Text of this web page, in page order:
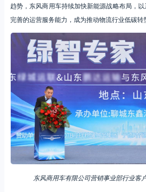
趋势，东风商用车持续加快新能源战略布局，
完善的运营服务能力，成为推动物流行业低碳转
东风商用车有限公司营销事业部行业客